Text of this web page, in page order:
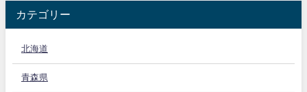
カテゴリー
北海道
青森県